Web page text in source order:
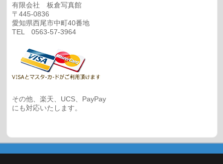
有限会社 板倉写真館
〒445-0836
愛知県西尾市中町40番地
TEL 0563-57-3964
その他、楽天、UCS、PayPay
にも対応いたします。